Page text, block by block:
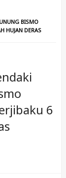
BISMO
HUJAN DERAS
6